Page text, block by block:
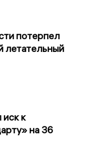
потерпел
летательный
к
на 36